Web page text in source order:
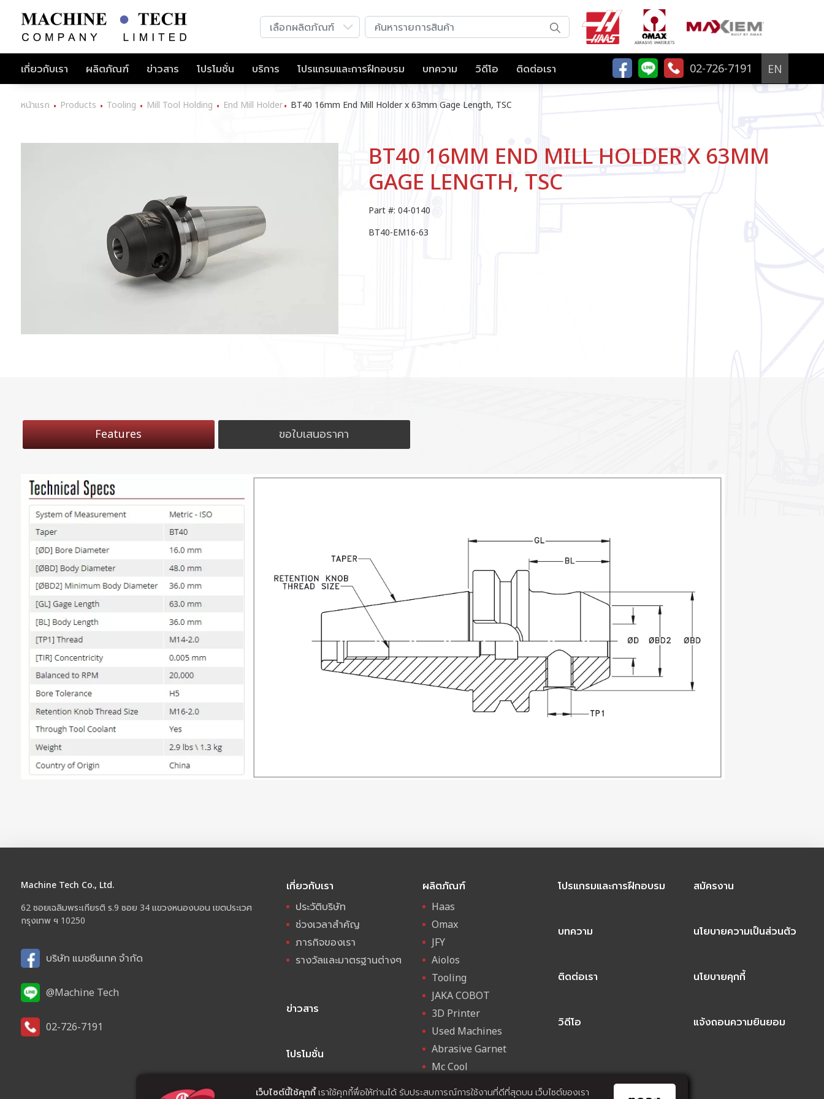
เกี่ยวกับเรา ผลิตภัณฑ์ ข่าวสาร โปรโมชั่น บริการ โปรแกรมและการฝึกอบรม บทความ วิดีโอ ติดต่อเรา 02-726-7191 EN
หน้าแรก • Products • Tooling • Mill Tool Holding • End Mill Holder• BT40 16mm End Mill Holder x 63mm Gage Length, TSC
BT40 16MM END MILL HOLDER X 63MM
GAGE LENGTH, TSC
Part #: 04-0140
BT40-EM16-63
Features ขอใบเสนอราคา
Machine Tech Co., Ltd.
62 ซอยเฉลิมพระเกียรติ ร.9 ซอย 34 แขวงหนองบอน เขตประเวศ
กรุงเทพ ฯ 10250
บริษัท แมชชีนเทค จำกัด
@Machine Tech
02-726-7191
เกี่ยวกับเรา
ประวัติบริษัท
ช่วงเวลาสำคัญ
ภารกิจของเรา
รางวัลและมาตรฐานต่างๆ
ข่าวสาร
โปรโมชั่น
ผลิตภัณฑ์
Haas
Omax
JFY
Aiolos
Tooling
JAKA COBOT
3D Printer
Used Machines
Abrasive Garnet
Mc Cool
โปรแกรมและการฝึกอบรม
บทความ
ติดต่อเรา
วิดีโอ
สมัครงาน
นโยบายความเป็นส่วนตัว
นโยบายคุกกี้
แจ้งถอนความยินยอม
เว็บไซต์นี้ใช้คุกกี้เราใช้คุกกี้พื่อให้ท่านได้ รับประสบการณ์การใช้งานที่ดีที่สุดบน เว็บไซต์ของเรา